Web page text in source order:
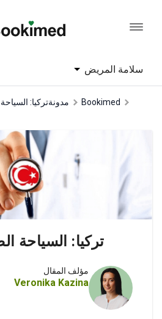
سلامة المريض
Bookimed مدونةتركيا: السياحة
تركيا: السياحة
مؤلف المقال
Veronika Kazina